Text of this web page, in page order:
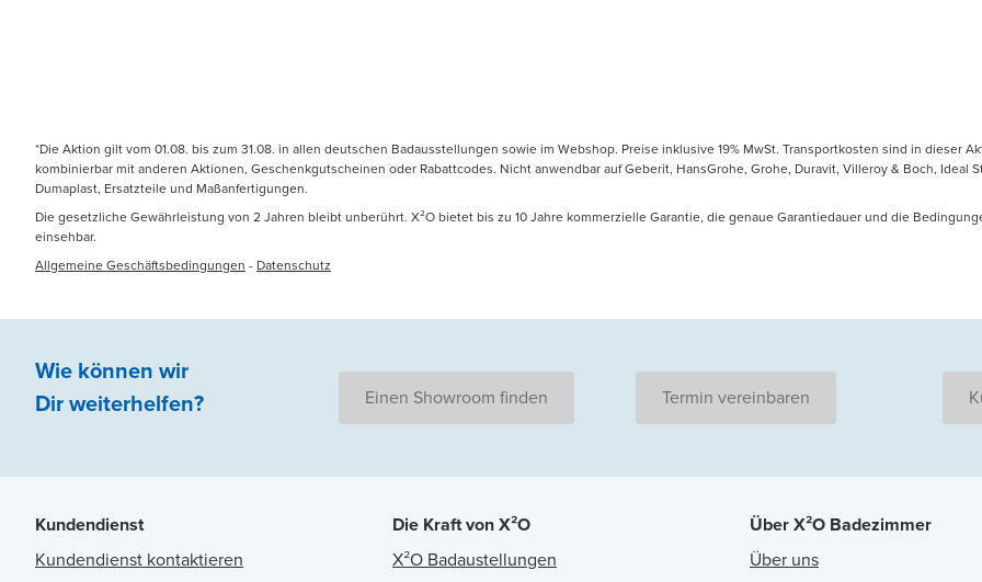
*Die Aktion gilt vom 01.08. bis zum 31.08. in allen deutschen Badausstellungen sowie im Webshop. Preise inklusive 19% MwSt. Transportkosten sind in dieser
kombinierbar mit anderen Aktionen, Geschenkgutscheinen oder Rabattcodes. Nicht anwendbar auf Geberit, HansGrohe, Grohe, Duravit, Villeroy & Boch, Ideal
Dumaplast, Ersatzteile und Maßanfertigungen.
Die gesetzliche Gewährleistung von 2 Jahren bleibt unberührt. X²O bietet bis zu 10 Jahre kommerzielle Garantie, die genaue Garantiedauer und die
einsehbar.
Allgemeine Geschäftsbedingungen - Datenschutz
Wie können wir
Dir weiterhelfen? Einen Showroom finden Termin vereinbaren
Kundendienst
Kundendienst kontaktieren
Die Kraft von X²O
X²O Badaustellungen
Über X²O Badezimmer
Über uns